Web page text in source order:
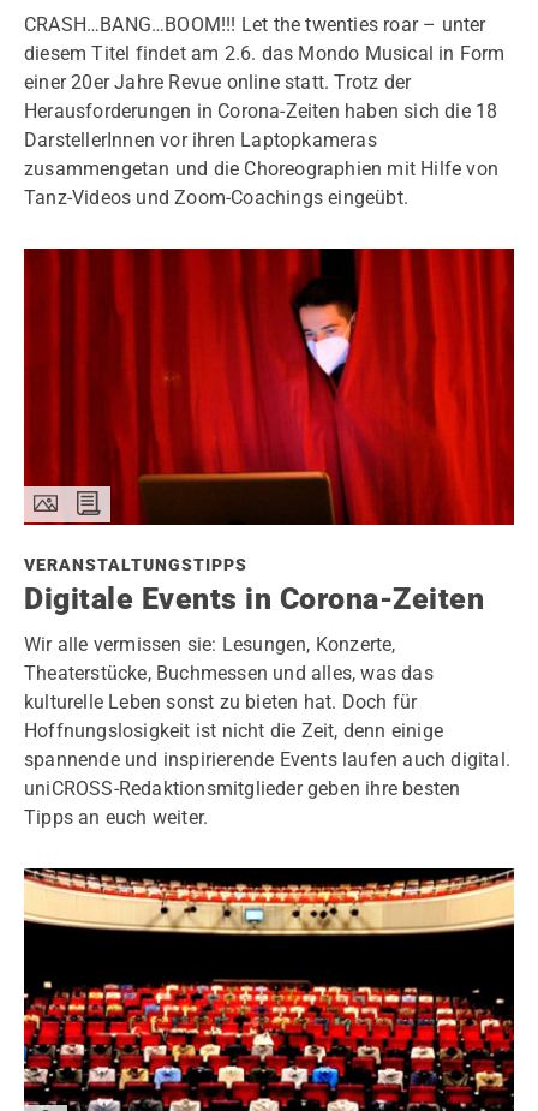
CRASH…BANG…BOOM!!! Let the twenties roar – unter
diesem Titel findet am 2.6. das Mondo Musical in Form
einer 20er Jahre Revue online statt. Trotz der
Herausforderungen in Corona-Zeiten haben sich die 18
DarstellerInnen vor ihren Laptopkameras
zusammengetan und die Choreographien mit Hilfe von
Tanz-Videos und Zoom-Coachings eingeübt.
VERANSTALTUNGSTIPPS
Digitale Events in Corona-Zeiten
Wir alle vermissen sie: Lesungen, Konzerte,
Theaterstücke, Buchmessen und alles, was das
kulturelle Leben sonst zu bieten hat. Doch für
Hoffnungslosigkeit ist nicht die Zeit, denn einige
spannende und inspirierende Events laufen auch digital.
uniCROSS-Redaktionsmitglieder geben ihre besten
Tipps an euch weiter.